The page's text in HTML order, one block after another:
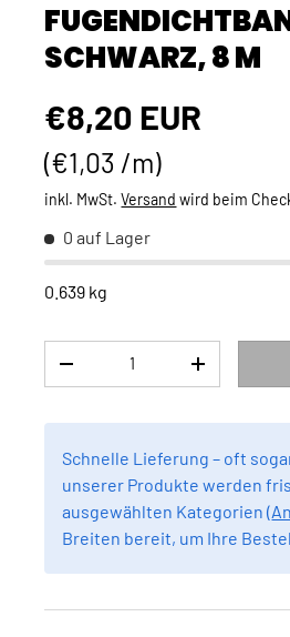
SCHWARZ, 8 M
Normaler Preis
€8,20 EUR
Grundpreis
€1,03 /m
inkl. MwSt.Versand wird beim
0 auf Lager
0.639 kg
MENGE VERRINGERNMENGE
Schnelle Lieferung – oft
unserer Produkte werden
ausgewählten Kategorien (
Breiten bereit, um Ihre